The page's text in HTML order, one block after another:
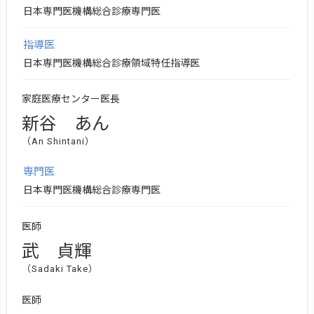
日本専門医機構総合診療専門医
指導医
日本専門医機構総合診療領域特任指導医
家庭医療センター医長
新谷 あん
（An Shintani）
専門医
日本専門医機構総合診療専門医
医師
武 貞輝
（Sadaki Take）
医師